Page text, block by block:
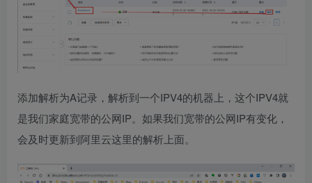
添加解析为A记录，解析到一个IPV4的机器上，这个IPV4就
是我们家庭宽带的公网IP。如果我们宽带的公网IP有变化，
会及时更新到阿里云这里的解析上面。